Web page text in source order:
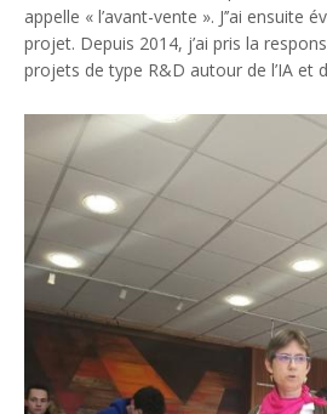
appelle « l’avant-vente ». J’’ai ensuite
projet. Depuis 2014, j’ai pris la
projets de type R&D autour de l’IA et